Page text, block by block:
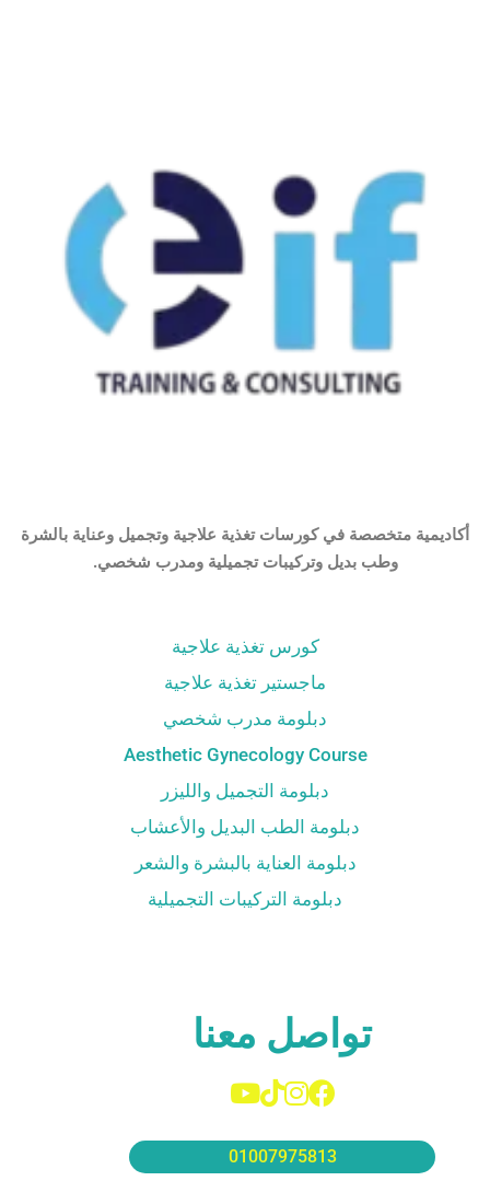
أكاديمية متخصصة في كورسات تغذية علاجية وتجميل وعناية بالشرة
وطب بديل وتركيبات تجميلية ومدرب شخصي.
كورس تغذية علاجية
ماجستير تغذية علاجية
دبلومة مدرب شخصي
Aesthetic Gynecology Course
دبلومة التجميل والليزر
دبلومة الطب البديل والأعشاب
دبلومة العناية بالبشرة والشعر
دبلومة التركيبات التجميلية
تواصل معنا
01007975813